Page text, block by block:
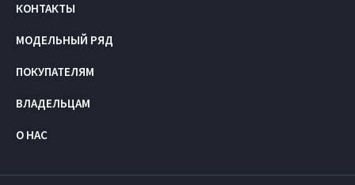
КОНТАКТЫ
МОДЕЛЬНЫЙ РЯД
ПОКУПАТЕЛЯМ
ВЛАДЕЛЬЦАМ
О НАС